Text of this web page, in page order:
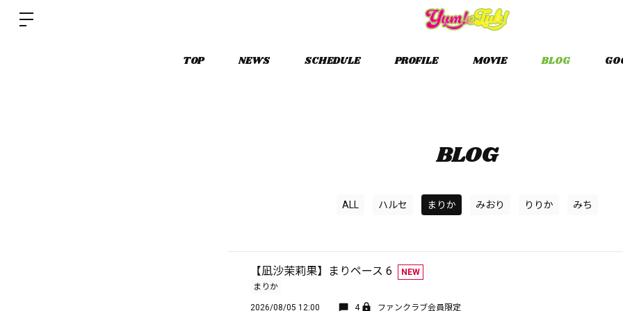
TOP NEWS SCHEDULE PROFILE MOVIE BLOG
BLOG
ALL ハルセ まりか みおり りりか みち
【凪沙茉莉果】まりペース 6
NEW
まりか
2026/08/05 12:00 4 ファンクラブ会員限定